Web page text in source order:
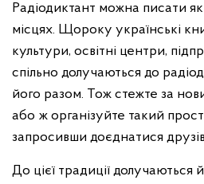
Радіодиктант можна писати як
місцях. Щороку українські
культури, освітні центри,
спільно долучаються до
його разом. Тож стежте за
або ж організуйте такий
запросивши доєднатися
До цієї традиції долучаються й